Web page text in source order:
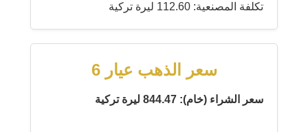
تكلفة المصنعية: 112.60 ليرة تركية
سعر الذهب عيار 6
سعر الشراء (خام): 844.47 ليرة تركية